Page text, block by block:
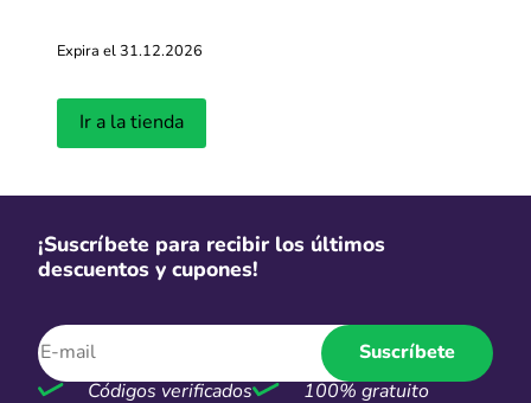
Más cupones de Alibaba
-30%
Más cupones de Alibaba
Expira el 31.12.2026
Ir a la tienda
¡Suscríbete para recibir los últimos
descuentos y cupones!
Suscríbete
Códigos verificados
100% gratuito